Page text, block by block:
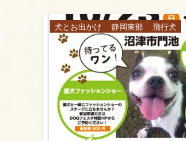
犬とお出かけ 静岡東部 飛行犬